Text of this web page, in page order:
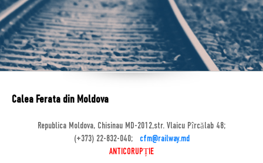
Calea Ferata din Moldova
Republica Moldova, Chisinau MD-2012,str. Vlaicu Pîrcălab 48;
(+373) 22-832-040;
cfm@railway.md
ANTICORUPȚIE